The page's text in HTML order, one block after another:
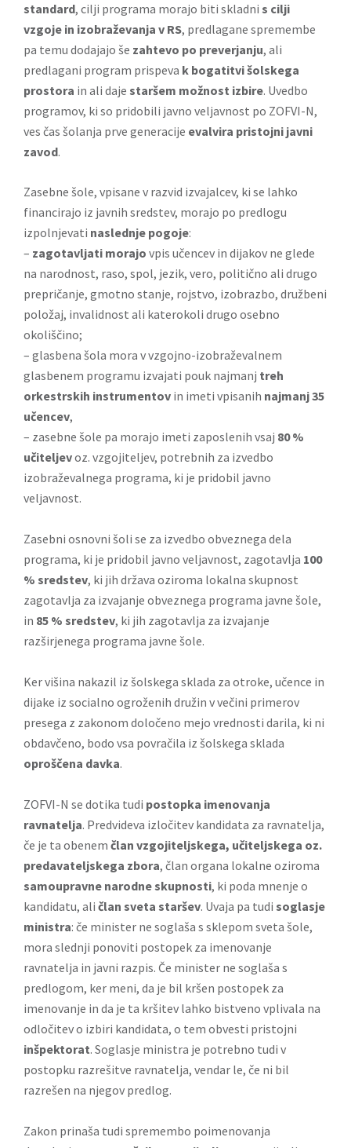
standard, cilji programa morajo biti skladni s cilji
vzgoje in izobraževanja v RS, predlagane spremembe
pa temu dodajajo še zahtevo po preverjanju, ali
predlagani program prispeva k bogatitvi šolskega
prostora in ali daje staršem možnost izbire. Uvedbo
programov, ki so pridobili javno veljavnost po ZOFVI-N,
ves čas šolanja prve generacije evalvira pristojni javni
zavod.
Zasebne šole, vpisane v razvid izvajalcev, ki se lahko
financirajo iz javnih sredstev, morajo po predlogu
izpolnjevati naslednje pogoje:
– zagotavljati morajo vpis učencev in dijakov ne glede
na narodnost, raso, spol, jezik, vero, politično ali drugo
prepričanje, gmotno stanje, rojstvo, izobrazbo, družbeni
položaj, invalidnost ali katerokoli drugo osebno
okoliščino;
– glasbena šola mora v vzgojno-izobraževalnem
glasbenem programu izvajati pouk najmanj treh
orkestrskih instrumentov in imeti vpisanih najmanj 35
učencev,
– zasebne šole pa morajo imeti zaposlenih vsaj 80 %
učiteljevoz. vzgojiteljev, potrebnih za izvedbo
izobraževalnega programa, ki je pridobil javno
veljavnost.
Zasebni osnovni šoli se za izvedbo obveznega dela
programa, ki je pridobil javno veljavnost, zagotavlja 100
% sredstev, ki jih država oziroma lokalna skupnost
zagotavlja za izvajanje obveznega programa javne šole,
in 85 % sredstev, ki jih zagotavlja za izvajanje
razširjenega programa javne šole.
Ker višina nakazil iz šolskega sklada za otroke, učence in
dijake iz socialno ogroženih družin v večini primerov
presega z zakonom določeno mejo vrednosti darila, ki ni
obdavčeno, bodo vsa povračila iz šolskega sklada
oproščena davka.
ZOFVI-N se dotika tudi postopka imenovanja
ravnatelja. Predvideva izločitev kandidata za ravnatelja,
če je ta obenem član vzgojiteljskega, učiteljskega oz.
predavateljskega zbora, član organa lokalne oziroma
samoupravne narodne skupnosti, ki poda mnenje o
kandidatu, ali član sveta staršev. Uvaja pa tudi soglasje
ministra: če minister ne soglaša s sklepom sveta šole,
mora slednji ponoviti postopek za imenovanje
ravnatelja in javni razpis. Če minister ne soglaša s
predlogom, ker meni, da je bil kršen postopek za
imenovanje in da je ta kršitev lahko bistveno vplivala na
odločitev o izbiri kandidata, o tem obvesti pristojni
inšpektorat. Soglasje ministra je potrebno tudi v
postopku razrešitve ravnatelja, vendar le, če ni bil
razrešen na njegov predlog.
Zakon prinaša tudi spremembo poimenovanja